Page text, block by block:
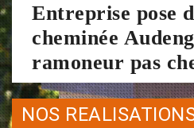
Entreprise pose
cheminée
ramoneur pas
NOS